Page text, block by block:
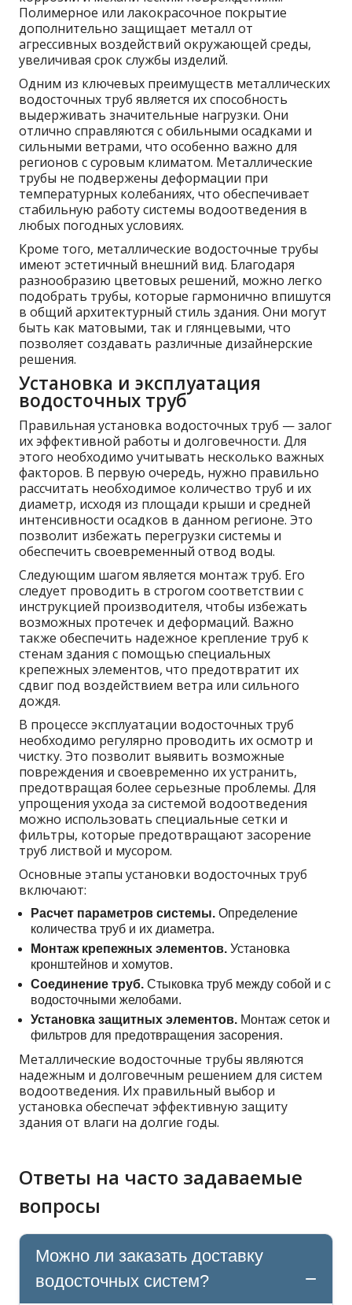
Полимерное или лакокрасочное покрытие
дополнительно защищает металл от
агрессивных воздействий окружающей среды,
увеличивая срок службы изделий.
Одним из ключевых преимуществ металлических
водосточных труб является их способность
выдерживать значительные нагрузки. Они
отлично справляются с обильными осадками и
сильными ветрами, что особенно важно для
регионов с суровым климатом. Металлические
трубы не подвержены деформации при
температурных колебаниях, что обеспечивает
стабильную работу системы водоотведения в
любых погодных условиях.
Кроме того, металлические водосточные трубы
имеют эстетичный внешний вид. Благодаря
разнообразию цветовых решений, можно легко
подобрать трубы, которые гармонично впишутся
в общий архитектурный стиль здания. Они могут
быть как матовыми, так и глянцевыми, что
позволяет создавать различные дизайнерские
решения.
Установка и эксплуатация
водосточных труб
Правильная установка водосточных труб — залог
их эффективной работы и долговечности. Для
этого необходимо учитывать несколько важных
факторов. В первую очередь, нужно правильно
рассчитать необходимое количество труб и их
диаметр, исходя из площади крыши и средней
интенсивности осадков в данном регионе. Это
позволит избежать перегрузки системы и
обеспечить своевременный отвод воды.
Следующим шагом является монтаж труб. Его
следует проводить в строгом соответствии с
инструкцией производителя, чтобы избежать
возможных протечек и деформаций. Важно
также обеспечить надежное крепление труб к
стенам здания с помощью специальных
крепежных элементов, что предотвратит их
сдвиг под воздействием ветра или сильного
дождя.
В процессе эксплуатации водосточных труб
необходимо регулярно проводить их осмотр и
чистку. Это позволит выявить возможные
повреждения и своевременно их устранить,
предотвращая более серьезные проблемы. Для
упрощения ухода за системой водоотведения
можно использовать специальные сетки и
фильтры, которые предотвращают засорение
труб листвой и мусором.
Основные этапы установки водосточных труб
включают:
Расчет параметров системы.Определение
количества труб и их диаметра.
Монтаж крепежных элементов.Установка
кронштейнов и хомутов.
Соединение труб.Стыковка труб между собой и с
водосточными желобами.
Установка защитных элементов.Монтаж сеток и
фильтров для предотвращения засорения.
Металлические водосточные трубы являются
надежным и долговечным решением для систем
водоотведения. Их правильный выбор и
установка обеспечат эффективную защиту
здания от влаги на долгие годы.
Ответы на часто задаваемые
вопросы
Можно ли заказать доставку
водосточных систем?